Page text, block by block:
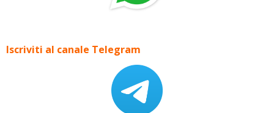
Iscriviti al canale Telegram